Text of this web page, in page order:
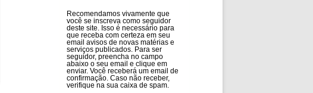
Recomendamos vivamente que
você se inscreva como seguidor
deste site. Isso é necessário para
que receba com certeza em seu
email avisos de novas matérias e
serviços publicados. Para ser
seguidor, preencha no campo
abaixo o seu email e clique em
enviar. Você receberá um email de
confirmação. Caso não receber,
verifique na sua caixa de spam.